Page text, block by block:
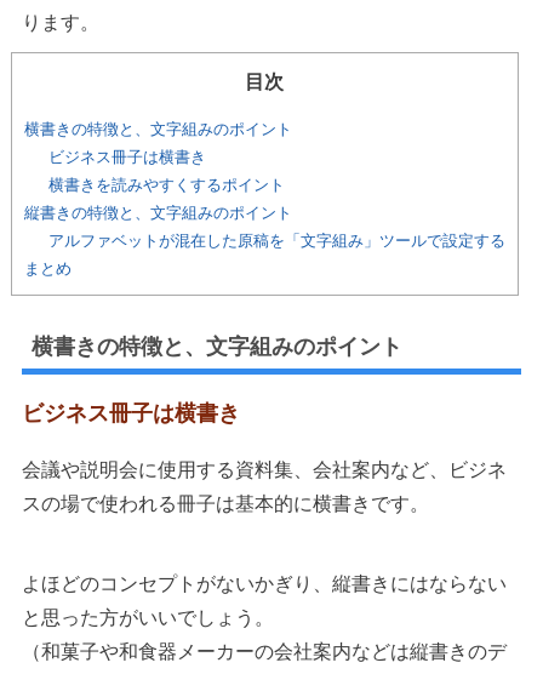
ります。
目次
横書きの特徴と、文字組みのポイント
ビジネス冊子は横書き
横書きを読みやすくするポイント
縦書きの特徴と、文字組みのポイント
アルファベットが混在した原稿を「文字組み」ツールで設定する
まとめ
横書きの特徴と、文字組みのポイント
ビジネス冊子は横書き
会議や説明会に使用する資料集、会社案内など、ビジネ
スの場で使われる冊子は基本的に横書きです。
よほどのコンセプトがないかぎり、縦書きにはならない
と思った方がいいでしょう。
（和菓子や和食器メーカーの会社案内などは縦書きのデ